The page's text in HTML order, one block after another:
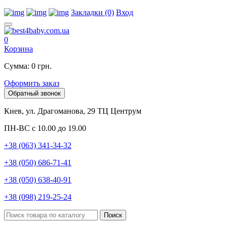
Закладки (0) Вход
0
Корзина
Сумма: 0 грн.
Оформить заказ
Обратный звонок
Киев, ул. Драгоманова, 29 ТЦ Центрум
ПН-ВС с 10.00 до 19.00
+38 (063) 341-34-32
+38 (050) 686-71-41
+38 (050) 638-40-91
+38 (098) 219-25-24
Поиск